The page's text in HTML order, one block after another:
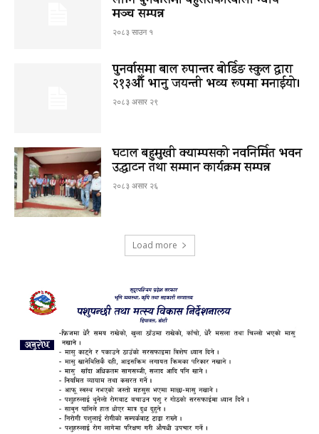
मञ्च सम्पन्न
२०८३ साउन १
पुनर्वासमा बाल रुपान्तर बोर्डिङ स्कुल द्धारा
२१३औँ भानु जयन्ती भव्य रूपमा मनाईयो।
२०८३ असार २९
घटाल बहुमुखी क्याम्पसको नवनिर्मित भवन
उद्घाटन तथा सम्मान कार्यक्रम सम्पन्न
२०८३ असार २६
Load more